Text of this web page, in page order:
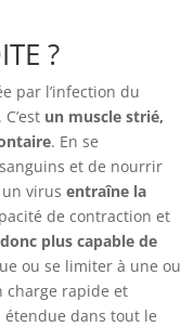
?
par l’infection du
un muscle strié,
. En se
et de nourrir
virus entraîne la
de contraction et
plus capable de
ou se limiter à une ou
charge rapide et
dans tout le